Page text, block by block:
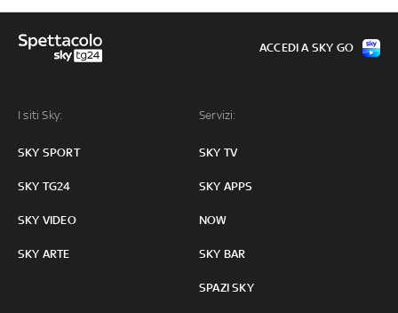
I siti Sky:
SKY SPORT
SKY TG24
SKY VIDEO
SKY ARTE
Servizi:
SKY TV
SKY APPS
NOW
SKY BAR
SPAZI SKY
ACCEDI A SKY GO